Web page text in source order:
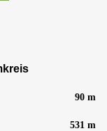
90 m
531 m